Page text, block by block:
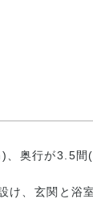
奥行が3.5間
け、玄関と浴